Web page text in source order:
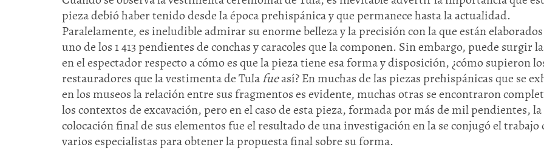
pieza debió haber tenido desde la época prehispánica y que permanece hasta la actualidad.
Paralelamente, es ineludible admirar su enorme belleza y la precisión con la que están
uno de los 1 413 pendientes de conchas y caracoles que la componen. Sin embargo, puede surgir
en el espectador respecto a cómo es que la pieza tiene esa forma y disposición, ¿cómo supieron
restauradores que la vestimenta de Tulafueasí? En muchas de las piezas prehispánicas que se
en los museos la relación entre sus fragmentos es evidente, muchas otras se encontraron
los contextos de excavación, pero en el caso de esta pieza, formada por más de mil pendientes, la
colocación final de sus elementos fue el resultado de una investigación en la se conjugó el trabajo
varios especialistas para obtener la propuesta final sobre su forma.